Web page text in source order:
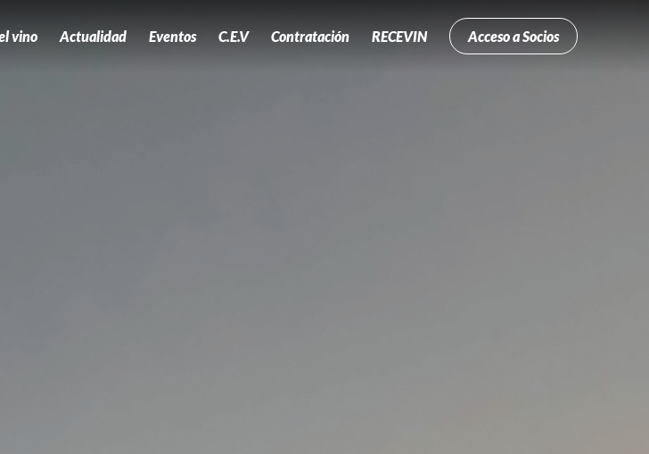
vino Actualidad Eventos C.E.V Contratación RECEVIN Acceso a Socios